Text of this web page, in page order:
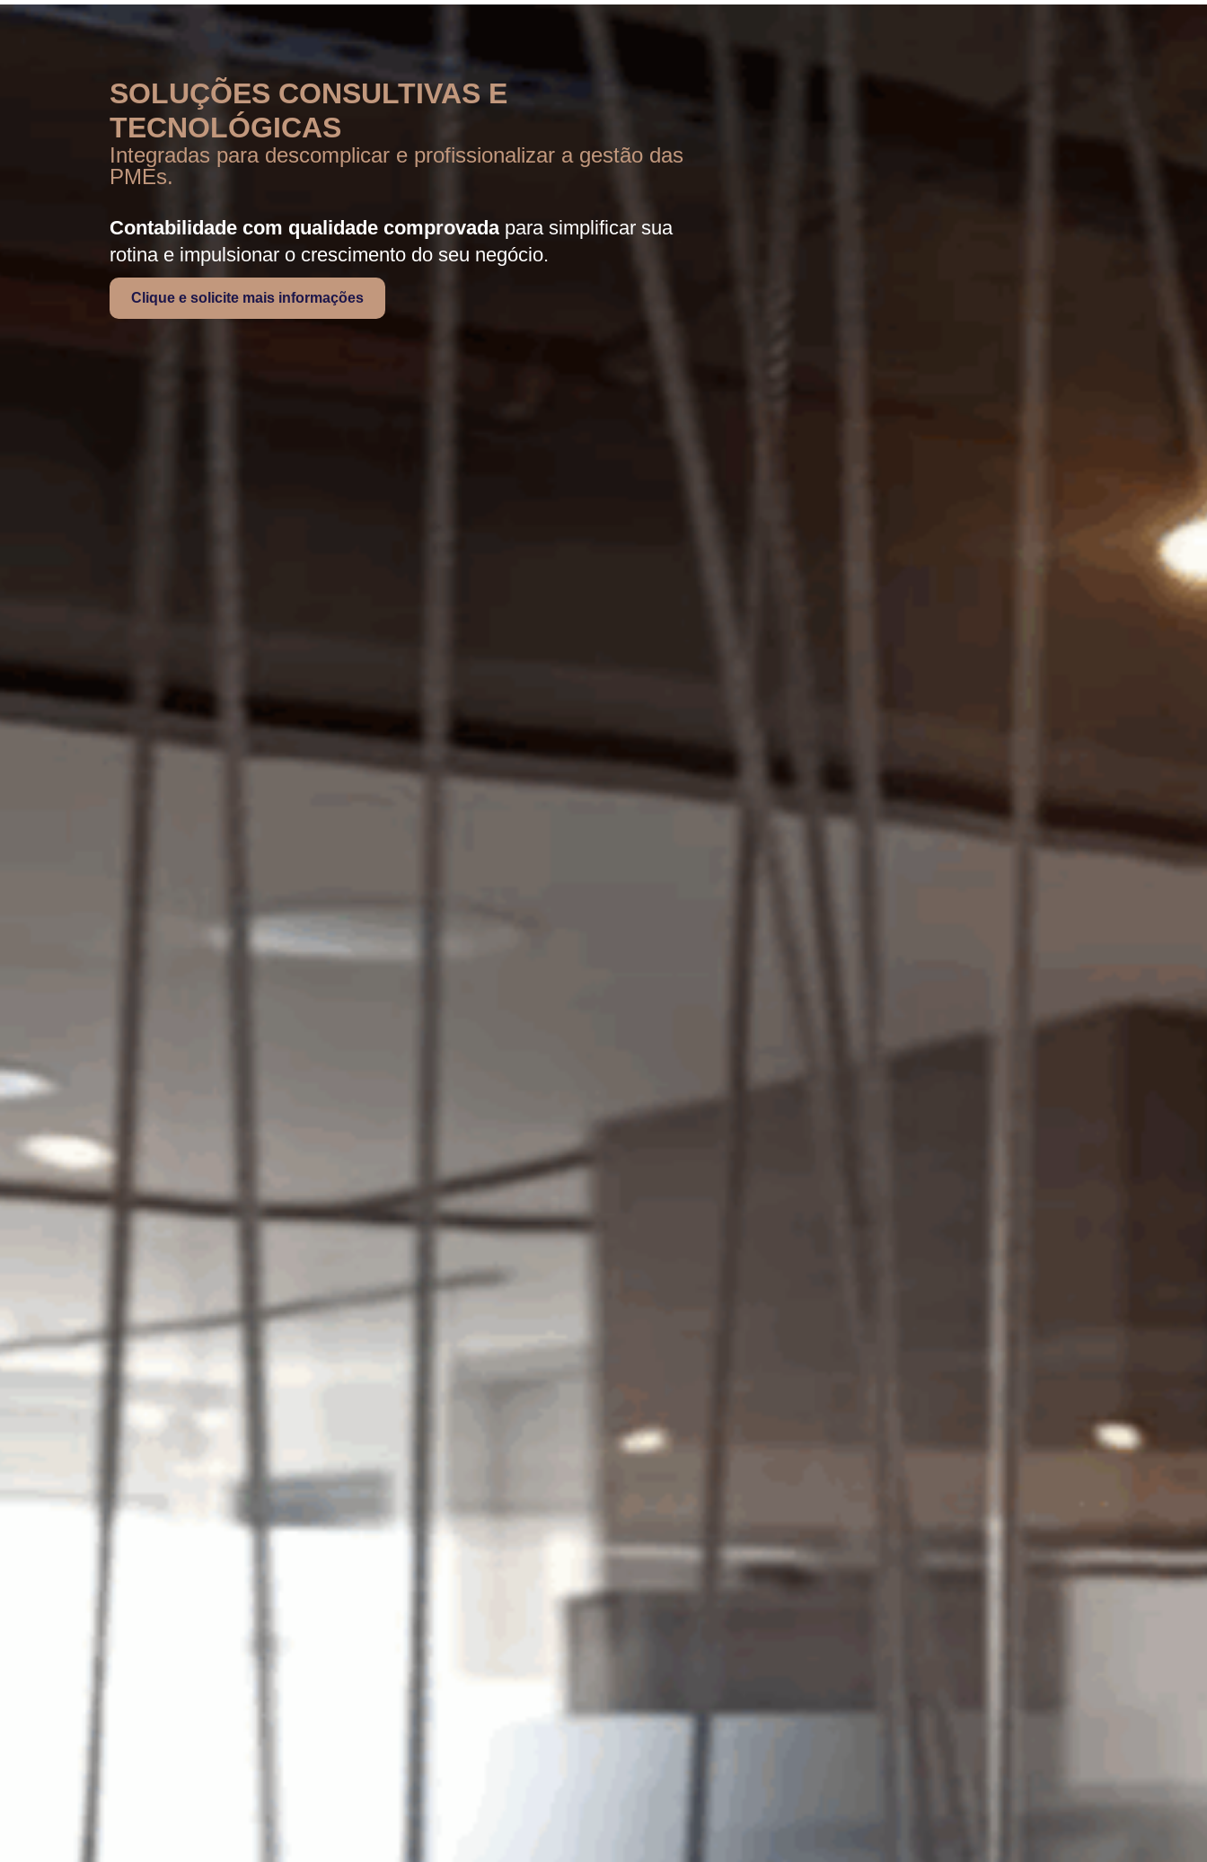
Ir
SOLUÇÕES CONSULTIVAS E
TECNOLÓGICAS
Integradas para descomplicar e profissionalizar a gestão das
PMEs.
Contabilidade com qualidade comprovada para simplificar sua
rotina e impulsionar o crescimento do seu negócio.
Clique e solicite mais informações